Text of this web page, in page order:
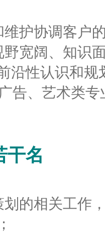
护协调客户
宽阔、知识
沿性认识和规
告、艺术类
干名
的相关工作
；